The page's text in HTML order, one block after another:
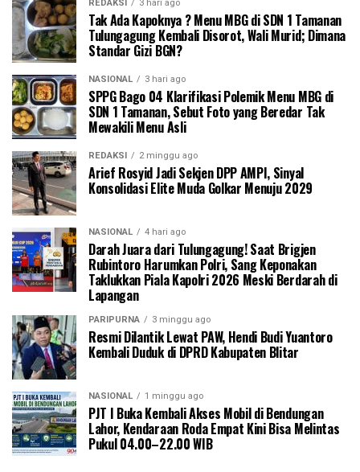
REDAKSI 3 hari ago
Tak Ada Kapoknya ? Menu MBG di SDN 1 Tamanan
Tulungagung Kembali Disorot, Wali Murid; Dimana
Standar Gizi BGN?
NASIONAL 3 hari ago
SPPG Bago 04 Klarifikasi Polemik Menu MBG di
SDN 1 Tamanan, Sebut Foto yang Beredar Tak
Mewakili Menu Asli
REDAKSI 2 minggu ago
Arief Rosyid Jadi Sekjen DPP AMPI, Sinyal
Konsolidasi Elite Muda Golkar Menuju 2029
NASIONAL 4 hari ago
Darah Juara dari Tulungagung! Saat Brigjen
Rubintoro Harumkan Polri, Sang Keponakan
Taklukkan Piala Kapolri 2026 Meski Berdarah di
Lapangan
PARIPURNA 3 minggu ago
Resmi Dilantik Lewat PAW, Hendi Budi Yuantoro
Kembali Duduk di DPRD Kabupaten Blitar
NASIONAL 1 minggu ago
PJT I Buka Kembali Akses Mobil di Bendungan
Lahor, Kendaraan Roda Empat Kini Bisa Melintas
Pukul 04.00–22.00 WIB